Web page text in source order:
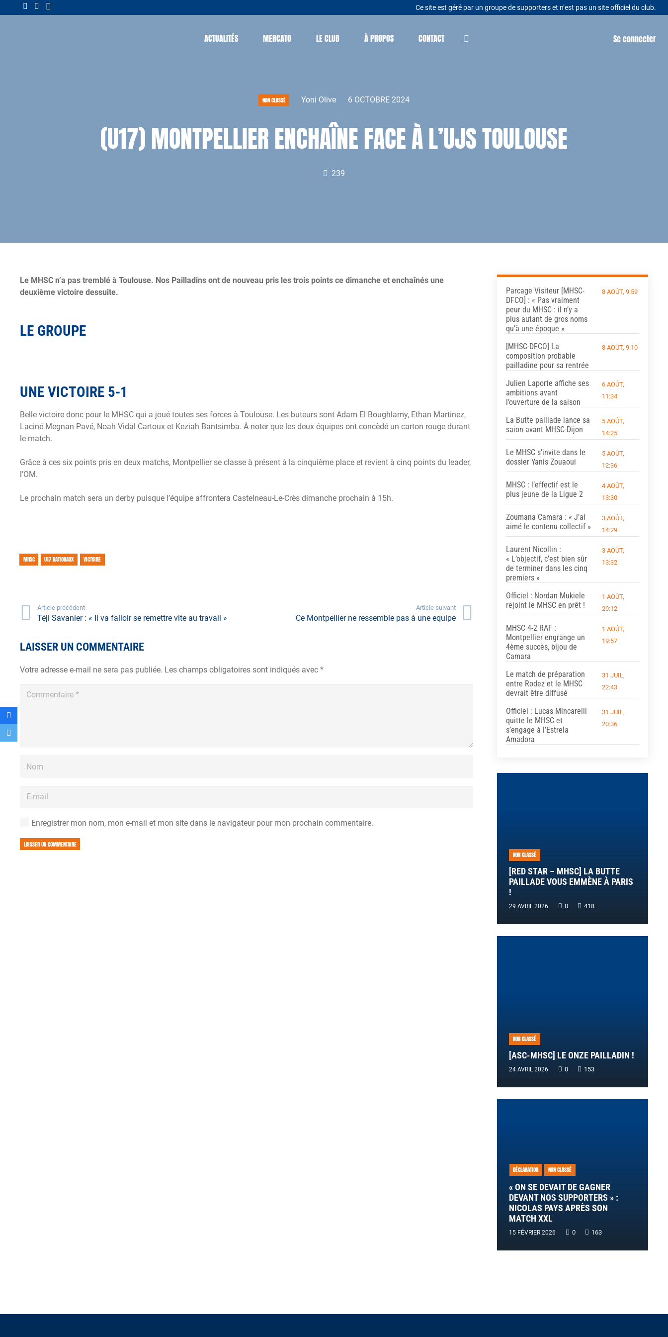
Ce site est géré par un groupe de supporters et n’est pas un site officiel du club.
ACTUALITÉS MERCATO LE CLUB À PROPOS CONTACT Se connecter
NON CLASSÉ Yoni Olive 6 OCTOBRE 2024
(U17) MONTPELLIER ENCHAÎNE FACE À L’UJS TOULOUSE
239
Le MHSC n’a pas tremblé à Toulouse. Nos Pailladins ont de nouveau pris les trois points ce dimanche et enchaînés une
deuxième victoire dessuite.
LE GROUPE
UNE VICTOIRE 5-1
Belle victoire donc pour le MHSC qui a joué toutes ses forces à Toulouse. Les buteurs sont Adam El Boughlamy, Ethan Martinez,
Laciné Megnan Pavé, Noah Vidal Cartoux et Keziah Bantsimba. À noter que les deux équipes ont concèdé un carton rouge durant
le match.
Grâce à ces six points pris en deux matchs, Montpellier se classe à présent à la cinquième place et revient à cinq points du leader,
l’OM.
Le prochain match sera un derby puisque l’équipe affrontera Castelneau-Le-Crès dimanche prochain à 15h.
MHSC U17 NATIONAUX VICTOIRE
Article précédent
Téji Savanier : « Il va falloir se remettre vite au travail »
Article suivant
Ce Montpellier ne ressemble pas à une equipe
LAISSER UN COMMENTAIRE
Votre adresse e-mail ne sera pas publiée. Les champs obligatoires sont indiqués avec *
Enregistrer mon nom, mon e-mail et mon site dans le navigateur pour mon prochain commentaire.
LAISSER UN COMMENTAIRE
Parcage Visiteur [MHSC-
DFCO] : « Pas vraiment
peur du MHSC : il n’y a
plus autant de gros noms
qu’à une époque »
8 AOÛT, 9:59
[MHSC-DFCO] La
composition probable
pailladine pour sa rentrée
8 AOÛT, 9:10
Julien Laporte affiche ses
ambitions avant
l’ouverture de la saison
6 AOÛT,
11:34
La Butte paillade lance sa
saion avant MHSC-Dijon
5 AOÛT,
14:25
Le MHSC s’invite dans le
dossier Yanis Zouaoui
5 AOÛT,
12:36
MHSC : l’effectif est le
plus jeune de la Ligue 2
4 AOÛT,
13:30
Zoumana Camara : « J’ai
aimé le contenu collectif »
3 AOÛT,
14:29
Laurent Nicollin :
« L’objectif, c’est bien sûr
de terminer dans les cinq
premiers »
3 AOÛT,
13:32
Officiel : Nordan Mukiele
rejoint le MHSC en prêt !
1 AOÛT,
20:12
MHSC 4-2 RAF :
Montpellier engrange un
4ème succès, bijou de
Camara
1 AOÛT,
19:57
Le match de préparation
entre Rodez et le MHSC
devrait être diffusé
31 JUIL,
22:43
Officiel : Lucas Mincarelli
quitte le MHSC et
s’engage à l’Estrela
Amadora
31 JUIL,
20:36
NON CLASSÉ
[RED STAR – MHSC] LA BUTTE
PAILLADE VOUS EMMÈNE À PARIS
!
29 AVRIL 2026 0 418
NON CLASSÉ
[ASC-MHSC] LE ONZE PAILLADIN !
24 AVRIL 2026 0 153
DÉCLARATION NON CLASSÉ
« ON SE DEVAIT DE GAGNER
DEVANT NOS SUPPORTERS » :
NICOLAS PAYS APRÈS SON
MATCH XXL
15 FÉVRIER 2026 0 163